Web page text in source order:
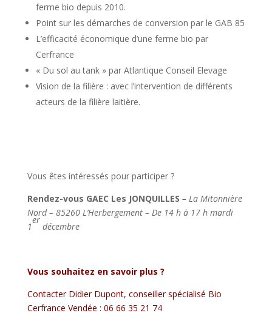
ferme bio depuis 2010.
Point sur les démarches de conversion par le GAB 85
L’efficacité économique d’une ferme bio par
Cerfrance
« Du sol au tank » par Atlantique Conseil Elevage
Vision de la filière : avec l’intervention de différents
acteurs de la filière laitière.
Vous êtes intéressés pour participer ?
Rendez-vous GAEC Les JONQUILLES – La Mitonnière
Nord – 85260 L’Herbergement – De 14 h à 17 h mardi
1
er
décembre
Vous souhaitez en savoir plus ?
Contacter Didier Dupont, conseiller spécialisé Bio
Cerfrance Vendée : 06 66 35 21 74